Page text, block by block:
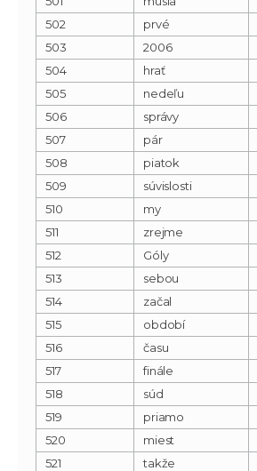
502
prvé
503
2006
504
hrať
505
nedeľu
506
správy
507
pár
508
piatok
509
súvislosti
510
my
511
zrejme
512
Góly
513
sebou
514
začal
515
období
516
času
517
finále
518
súd
519
priamo
520
miest
521
takže